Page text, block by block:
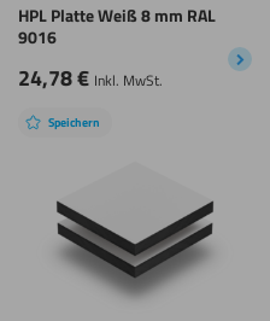
HPL Platte Weiß 8 mm RAL
9016
24,78€ Inkl. MwSt.
Speichern